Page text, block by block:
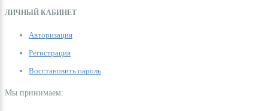
ЛИЧНЫЙ КАБИНЕТ
Авторизация
Регистрация
Восстановить пароль
Мы принимаем: